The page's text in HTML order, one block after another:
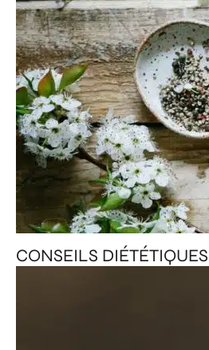
CONSEILS DIÉTÉTIQUES